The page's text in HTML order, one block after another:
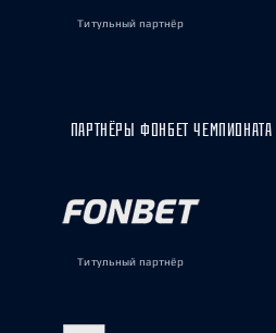
Титульный партнёр
ПАРТНЁРЫ ФОНБЕТ ЧЕМПИОНАТА
Титульный партнёр